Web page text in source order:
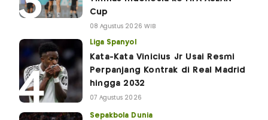
Cup
08 Agustus 2026 WIB
Liga Spanyol
Kata-Kata Vinicius Jr Usai Resmi
Perpanjang Kontrak di Real Madrid
hingga 2032
07 Agustus 2026
Sepakbola Dunia